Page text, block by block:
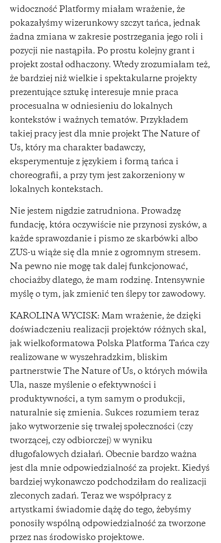
widoczność Platformy miałam wrażenie, że
pokazałyśmy wizerunkowy szczyt tańca, jednak
żadna zmiana w zakresie postrzegania jego roli i
pozycji nie nastąpiła. Po prostu kolejny grant i
projekt został odhaczony. Wtedy zrozumiałam też,
że bardziej niż wielkie i spektakularne projekty
prezentujące sztukę interesuje mnie praca
procesualna w odniesieniu do lokalnych
kontekstów i ważnych tematów. Przykładem
takiej pracy jest dla mnie projekt The Nature of
Us, który ma charakter badawczy,
eksperymentuje z językiem i formą tańca i
choreografii, a przy tym jest zakorzeniony w
lokalnych kontekstach.
Nie jestem nigdzie zatrudniona. Prowadzę
fundację, która oczywiście nie przynosi zysków, a
każde sprawozdanie i pismo ze skarbówki albo
ZUS-u wiąże się dla mnie z ogromnym stresem.
Na pewno nie mogę tak dalej funkcjonować,
chociażby dlatego, że mam rodzinę. Intensywnie
myślę o tym, jak zmienić ten ślepy tor zawodowy.
KAROLINA WYCISK: Mam wrażenie, że dzięki
doświadczeniu realizacji projektów różnych skal,
jak wielkoformatowa Polska Platforma Tańca czy
realizowane w wyszehradzkim, bliskim
partnerstwie The Nature of Us, o których mówiła
Ula, nasze myślenie o efektywności i
produktywności, a tym samym o produkcji,
naturalnie się zmienia. Sukces rozumiem teraz
jako wytworzenie się trwałej społeczności (czy
tworzącej, czy odbiorczej) w wyniku
długofalowych działań. Obecnie bardzo ważna
jest dla mnie odpowiedzialność za projekt. Kiedyś
bardziej wykonawczo podchodziłam do realizacji
zleconych zadań. Teraz we współpracy z
artystkami świadomie dążę do tego, żebyśmy
ponosiły wspólną odpowiedzialność za tworzone
przez nas środowisko projektowe.